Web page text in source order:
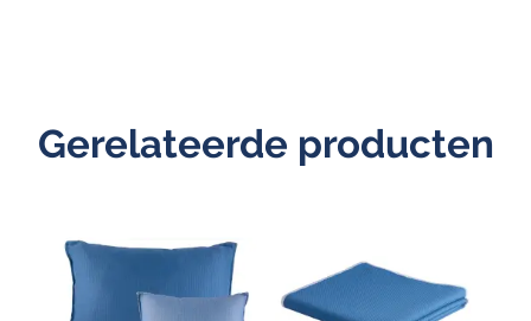
Gerelateerde producten